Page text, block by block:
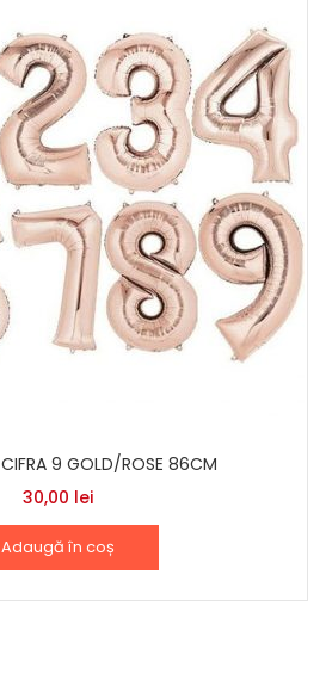
CIFRA 9 GOLD/ROSE 86CM
30,00 lei
Adaugă în coș